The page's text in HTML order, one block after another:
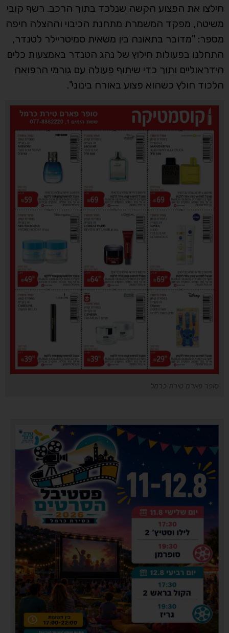
חילצו את הפצוע הקשה שנלכד בתוך הרכב. רשף קובי
משיטה, מפקד המשמרת מתחנת הכיבוי וההצלה חיפה
מספר: "מדובר בתאונה בין משאית סמיטריילר לטנדר,
התחלנו בפעולות חילוץ של נהג הטנדר באמצעות כלים
הידראוליים ותוך כדי שיתוף פעולה עם גורמי הרפואה
הלכוד חולץ כשהוא פצוע באורח בינוני".
סופר פארם טירת כרמל